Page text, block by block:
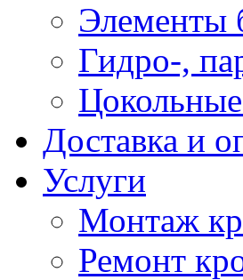
Элементы
Гидро-,
Доставка и
Услуги
Монтаж
Ремонт